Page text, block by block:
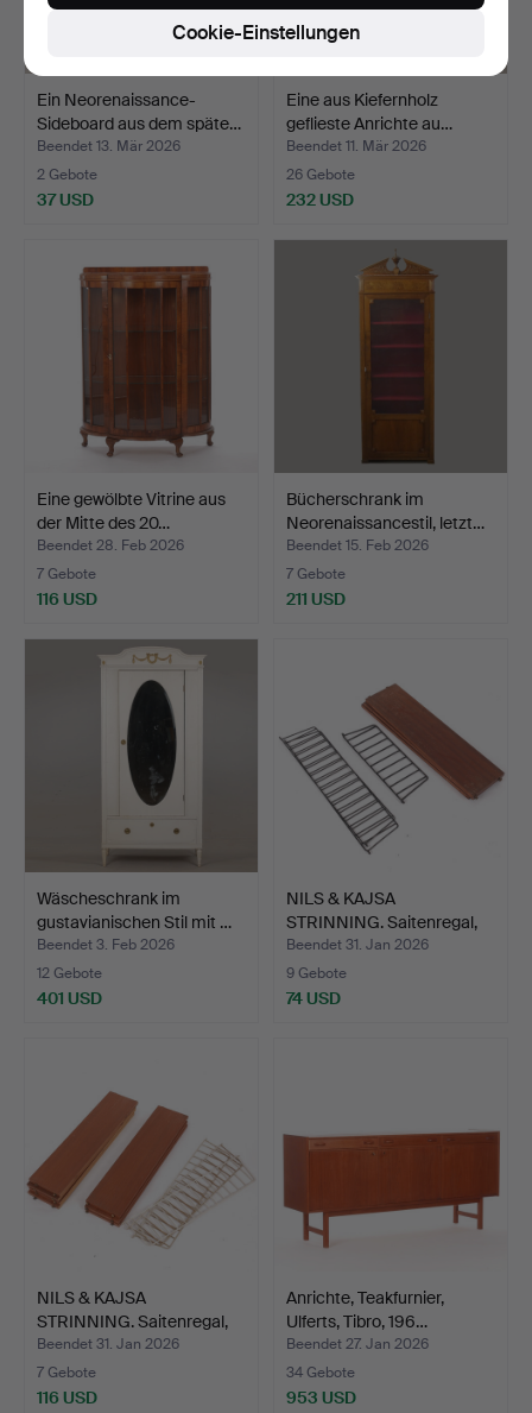
Ein Neorenaissance-
Sideboard aus dem späte…
Beendet 13. Mär 2026
2 Gebote
37 USD
Eine aus Kiefernholz
geflieste Anrichte au…
Beendet 11. Mär 2026
26 Gebote
232 USD
Eine gewölbte Vitrine aus
der Mitte des 20…
Beendet 28. Feb 2026
7 Gebote
116 USD
Bücherschrank im
Neorenaissancestil, letzt…
Beendet 15. Feb 2026
7 Gebote
211 USD
Wäscheschrank im
gustavianischen Stil mit …
Beendet 3. Feb 2026
12 Gebote
401 USD
NILS & KAJSA
STRINNING. Saitenregal,
Mitte…
Beendet 31. Jan 2026
9 Gebote
74 USD
NILS & KAJSA
STRINNING. Saitenregal,
Mitte…
Beendet 31. Jan 2026
7 Gebote
116 USD
Anrichte, Teakfurnier,
Ulferts, Tibro, 196…
Beendet 27. Jan 2026
34 Gebote
953 USD
Cookie-Einstellungen